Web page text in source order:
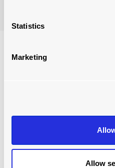
Statistics
Marketing
Allow